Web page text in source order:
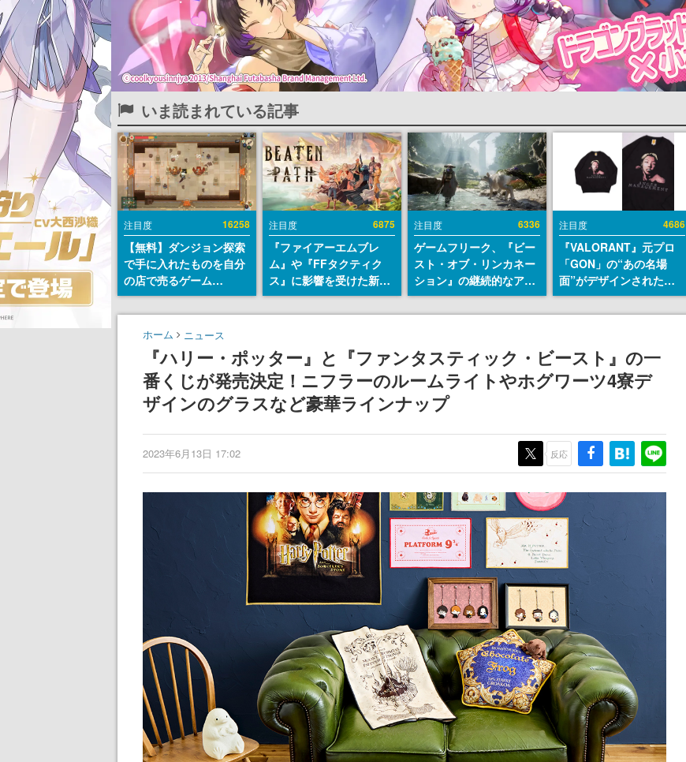
いま読まれている記事
注目度 16258
【無料】ダンジョン探索
で手に入れたものを自分
の店で売るゲーム
『Moonlighter』が
Steamにて無料配布中！
続編『Moonlighter 2』
の9月2日正式リリースを
記念したキャンペーン
注目度 6875
『ファイアーエムブレ
ム』や『FFタクティク
ス』に影響を受けた新作
戦略RPG『Beaten
Path』2027年に発売
PS5、Xbox、Switch向
けにリリース予定
注目度 6336
ゲームフリーク、『ビー
スト・オブ・リンカネー
ション』の継続的なアプ
デ方針を表明。ユーザー
からの意見を真摯に受け
チは約1週間以内に配信
される予定
注目度 4686
『VALORANT』元プロ
「GON」の“あの名場
面”がデザインされた新
作グッズが本日8月5日よ
り期間限定で発売。Tシ
産で登場、過去に発売し
たグッズの再販も
ホーム ニュース
『ハリー・ポッター』と『ファンタスティック・ビースト』の一
番くじが発売決定！ニフラーのルームライトやホグワーツ4寮デ
ザインのグラスなど豪華ラインナップ
2023年6月13日 17:02 反応